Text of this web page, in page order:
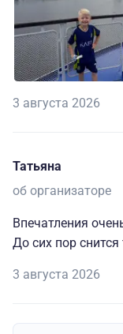
3 августа 2026
Татьяна
об организаторе
Впечатления
До сих пор снится
3 августа 2026